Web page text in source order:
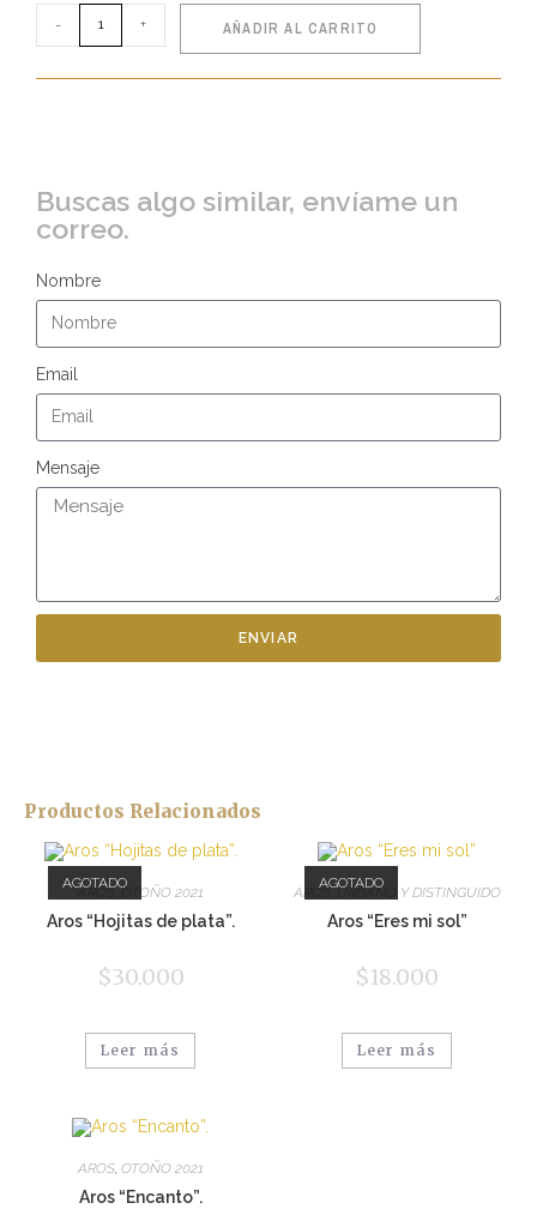
- + AÑADIR AL CARRITO
Buscas algo similar, envíame un
correo.
Nombre
Email
Mensaje
ENVIAR
Productos Relacionados
AGOTADO
AROS,OTOÑO 2021
Aros “Hojitas de plata”.
$30.000
Leer más
AGOTADO
AROS,URBANO Y DISTINGUIDO
Aros “Eres mi sol”
$18.000
Leer más
AROS, OTOÑO 2021
Aros “Encanto”.